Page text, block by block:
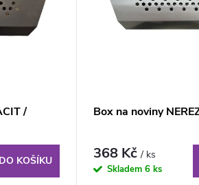
/
DO KOŠÍKU
Box na noviny
368 Kč/ ks
Skladem 6 ks